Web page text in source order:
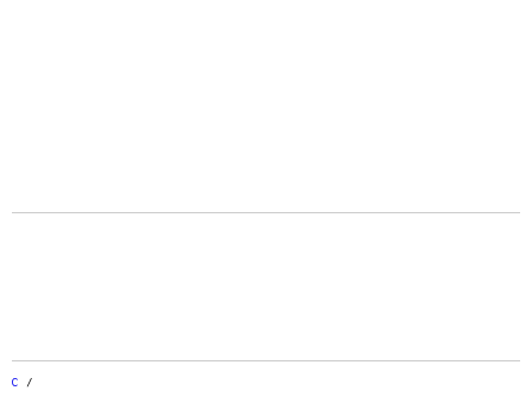
C /